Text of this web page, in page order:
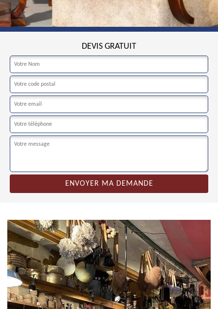
DEVIS GRATUIT